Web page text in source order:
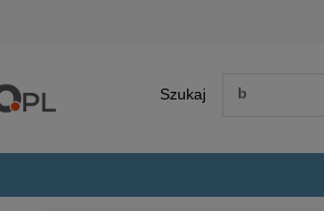
Szukaj